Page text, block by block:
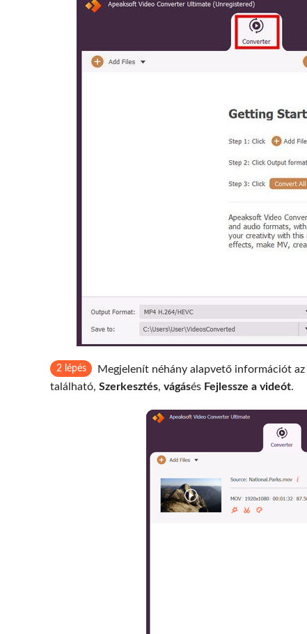
2 lépés
Megjelenít néhány alapvető információt
található, Szerkesztés, vágásés Fejlessze a videót.